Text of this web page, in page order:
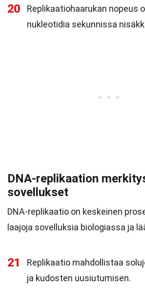
20
Replikaatiohaarukan nopeus
nukleotidia sekunnissa
DNA-replikaation
sovellukset
DNA-replikaatio on keskeinen
laajoja sovelluksia biologiassa ja
21
Replikaatio mahdollistaa
ja kudosten uusiutumisen.